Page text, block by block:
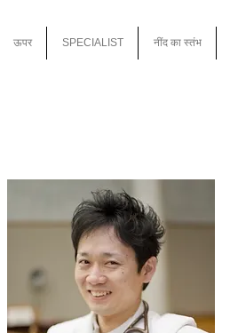
ऊपर SPECIALIST नींद का स्तंभ